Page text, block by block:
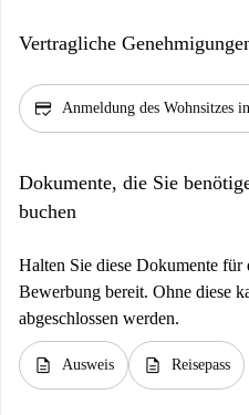
Vertragliche
credit_score Anmeldung des Wohnsitzes
Dokumente, die Sie
buchen
Halten Sie diese Dokumente für
Bewerbung bereit. Ohne diese
abgeschlossen werden.
description Ausweis description Reisepass